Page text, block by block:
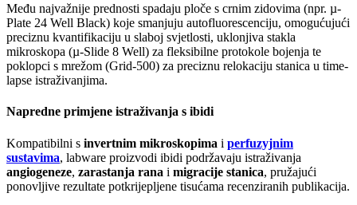
Među najvažnije prednosti spadaju ploče s crnim zidovima (npr. µ-
Plate 24 Well Black) koje smanjuju autofluorescenciju, omogućujući
preciznu kvantifikaciju u slaboj svjetlosti, uklonjiva stakla
mikroskopa (µ-Slide 8 Well) za fleksibilne protokole bojenja te
poklopci s mrežom (Grid-500) za preciznu relokaciju stanica u time-
lapse istraživanjima.
Napredne primjene istraživanja s ibidi
Kompatibilni s invertnim mikroskopima i perfuzyjnim
sustavima, labware proizvodi ibidi podržavaju istraživanja
angiogeneze, zarastanja rana i migracije stanica, pružajući
ponovljive rezultate potkrijepljene tisućama recenziranih publikacija.